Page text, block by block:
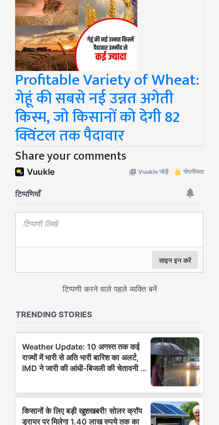
Profitable Variety of Wheat:
गेहूं की सबसे नई उन्नत अगेती
किस्म, जो किसानों को देगी 82
क्विंटल तक पैदावार
Share your comments